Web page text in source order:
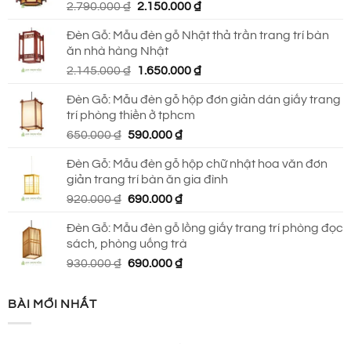
690.000 ₫.
2.790.000₫ Giá
là:
2.790.000 ₫.
2.150.000₫Giá
tại
2.150.000 ₫.
Đèn Gỗ: Mẫu đèn gỗ Nhật thả trần trang trí bàn
ăn nhà hàng Nhật
2.145.000₫
Giá
là:
2.145.000 ₫.
1.650.000₫Giá
tại
Đèn Gỗ: Mẫu đèn gỗ hộp đơn giản dán giấy trang
trí phòng thiền ở tphcm
650.000₫ Giá
là:
650.000 ₫.
590.000₫Giá
tại
là:
590.000 ₫.
Đèn Gỗ: Mẫu đèn gỗ hộp chữ nhật hoa văn đơn
giản trang trí bàn ăn gia đình
920.000₫ Giá
là:
920.000 ₫.
690.000₫Giá
tại
là:
690.000 ₫.
Đèn Gỗ: Mẫu đèn gỗ lồng giấy trang trí phòng đọc
sách, phòng uống trà
930.000₫ Giá
690.000₫Giá
BÀI MỚI NHẤT